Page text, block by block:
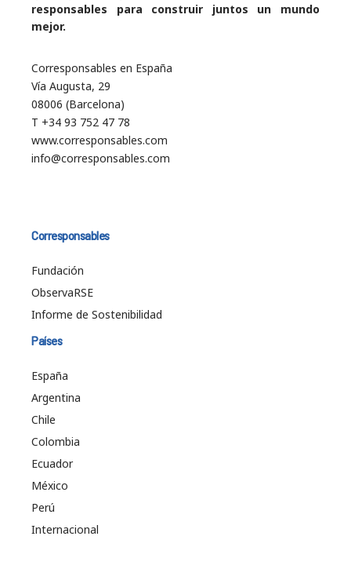
responsables para construir juntos un mundo
mejor.
Corresponsables en España
Vía Augusta, 29
08006 (Barcelona)
T +34 93 752 47 78
www.corresponsables.com
info@corresponsables.com
Corresponsables
Fundación
ObservaRSE
Informe de Sostenibilidad
Países
España
Argentina
Chile
Colombia
Ecuador
México
Perú
Internacional